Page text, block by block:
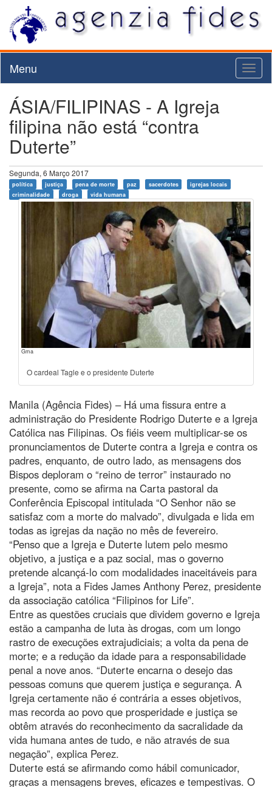
Menu
ÁSIA/FILIPINAS - A Igreja
filipina não está “contra
Duterte”
Segunda, 6 Março 2017
política justiça pena de morte paz sacerdotes
igrejas locais
criminalidade
droga vida humana
Gma
O cardeal Tagle e o presidente Duterte
Manila (Agência Fides) – Há uma fissura entre a
administração do Presidente Rodrigo Duterte e a Igreja
Católica nas Filipinas. Os fiéis veem multiplicar-se os
pronunciamentos de Duterte contra a Igreja e contra os
padres, enquanto, de outro lado, as mensagens dos
Bispos deploram o “reino de terror” instaurado no
presente, como se afirma na Carta pastoral da
Conferência Episcopal intitulada “O Senhor não se
satisfaz com a morte do malvado”, divulgada e lida em
todas as igrejas da nação no mês de fevereiro.
“Penso que a Igreja e Duterte lutem pelo mesmo
objetivo, a justiça e a paz social, mas o governo
pretende alcançá-lo com modalidades inaceitáveis para
a Igreja”, nota a Fides James Anthony Perez, presidente
da associação católica “Filipinos for Life”.
Entre as questões cruciais que dividem governo e Igreja
estão a campanha de luta às drogas, com um longo
rastro de execuções extrajudiciais; a volta da pena de
morte; e a redução da idade para a responsabilidade
penal a nove anos. “Duterte encarna o desejo das
pessoas comuns que querem justiça e segurança. A
Igreja certamente não é contrária a esses objetivos,
mas recorda ao povo que prosperidade e justiça se
obtêm através do reconhecimento da sacralidade da
vida humana antes de tudo, e não através de sua
negação”, explica Perez.
Duterte está se afirmando como hábil comunicador,
graças a mensagens breves, eficazes e tempestivas. O